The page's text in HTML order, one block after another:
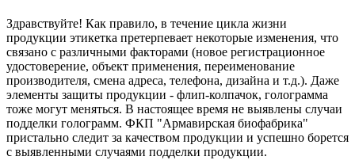
Здравствуйте! Как правило, в течение цикла жизни
продукции этикетка претерпевает некоторые изменения, что
связано с различными факторами (новое регистрационное
удостоверение, объект применения, переименование
производителя, смена адреса, телефона, дизайна и т.д.). Даже
элементы защиты продукции - флип-колпачок, голограмма
тоже могут меняться. В настоящее время не выявлены случаи
подделки голограмм. ФКП "Армавирская биофабрика"
пристально следит за качеством продукции и успешно борется
с выявленными случаями подделки продукции.